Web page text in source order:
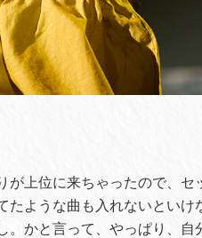
が上位に来ちゃったので、セ
ような曲も入れないといけ
。かと言って、やっぱり、自